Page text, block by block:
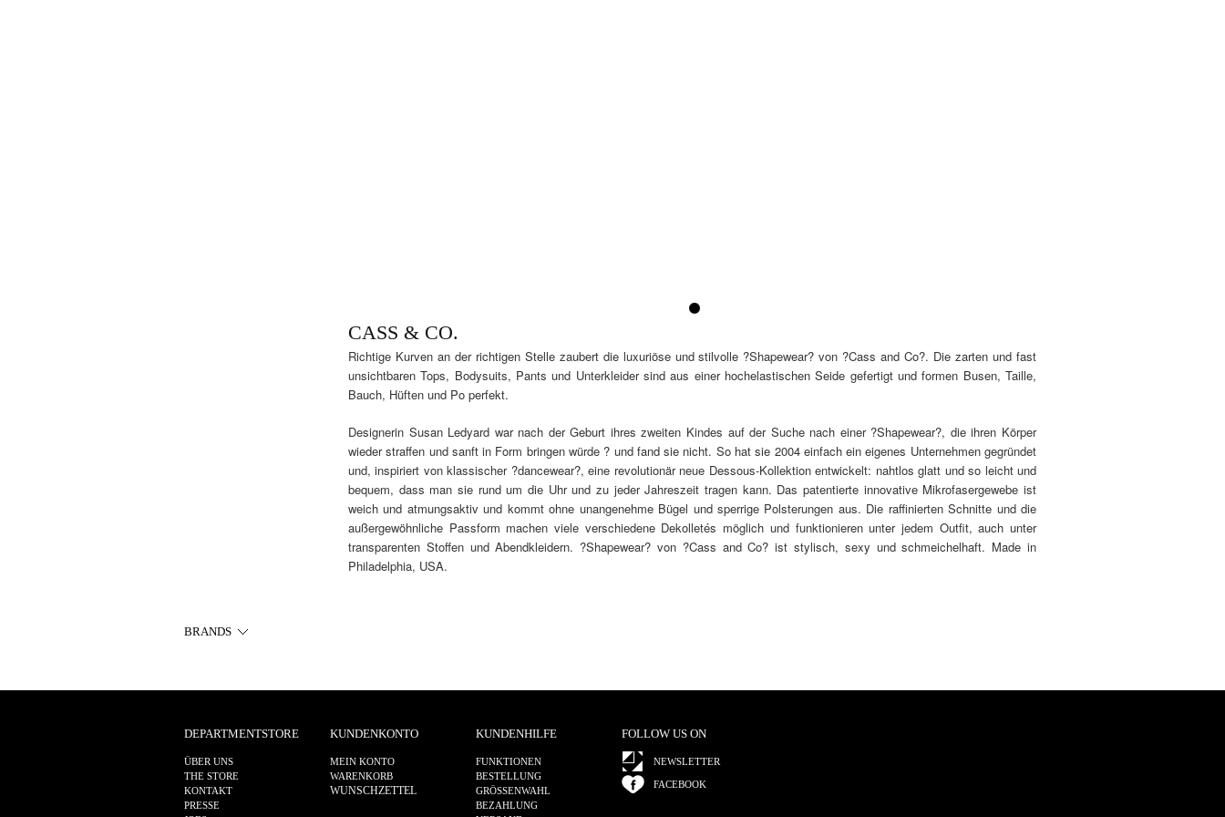
CASS & CO.
Richtige Kurven an der richtigen Stelle zaubert die luxuriöse und stilvolle ?Shapewear? von ?Cass and Co?. Die zarten und fast
unsichtbaren Tops, Bodysuits, Pants und Unterkleider sind aus einer hochelastischen Seide gefertigt und formen Busen, Taille,
Bauch, Hüften und Po perfekt.
Designerin Susan Ledyard war nach der Geburt ihres zweiten Kindes auf der Suche nach einer ?Shapewear?, die ihren Körper
wieder straffen und sanft in Form bringen würde ? und fand sie nicht. So hat sie 2004 einfach ein eigenes Unternehmen gegründet
und, inspiriert von klassischer ?dancewear?, eine revolutionär neue Dessous-Kollektion entwickelt: nahtlos glatt und so leicht und
bequem, dass man sie rund um die Uhr und zu jeder Jahreszeit tragen kann. Das patentierte innovative Mikrofasergewebe ist
weich und atmungsaktiv und kommt ohne unangenehme Bügel und sperrige Polsterungen aus. Die raffinierten Schnitte und die
außergewöhnliche Passform machen viele verschiedene Dekolletés möglich und funktionieren unter jedem Outfit, auch unter
transparenten Stoffen und Abendkleidern. ?Shapewear? von ?Cass and Co? ist stylisch, sexy und schmeichelhaft. Made in
Philadelphia, USA.
BRANDS
DEPARTMENTSTORE
ÜBER UNS
THE STORE
KONTAKT
PRESSE
KUNDENKONTO
MEIN KONTO
WARENKORB
WUNSCHZETTEL
KUNDENHILFE
FUNKTIONEN
BESTELLUNG
GRÖSSENWAHL
BEZAHLUNG
FOLLOW US ON
NEWSLETTER
FACEBOOK